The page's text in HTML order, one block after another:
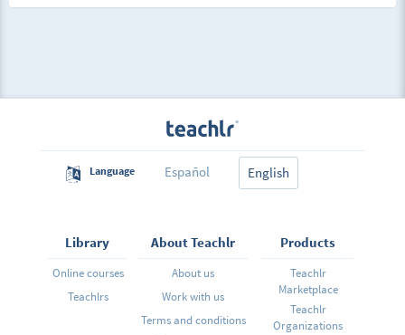
Language Español English
Library
Online courses
Teachlrs
About Teachlr
About us
Work with us
Terms and conditions
Products
Teachlr
Marketplace
Teachlr
Organizations